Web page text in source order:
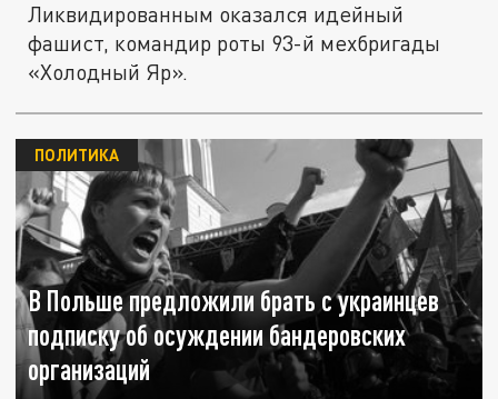
Ликвидированным оказался идейный
фашист, командир роты 93-й мехбригады
«Холодный Яр».
В Польше предложили брать с украинцев
подписку об осуждении бандеровских
организаций
ПОЛИТИКА